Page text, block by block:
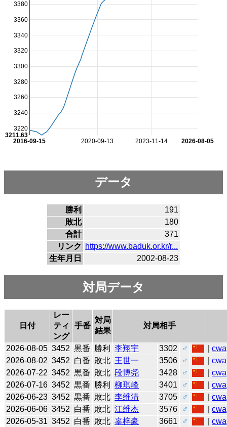
2020-09-13 2023-11-14
2016-09-15 2026-08-05
3220
3240
3260
3280
3300
3320
3340
3360
3380
3211.63
データ
勝利
191
敗北
180
合計
371
リンク
https://www.baduk.or.kr/r...
生年月日
2002-08-23
対局データ
日付
レー
ティ
ング
手番
対局
結果
対局相手
2026-08-05 3452 黒番 勝利 李翔宇 3302 ♂ |cwa
2026-08-02 3452 白番 敗北 王世一 3506 ♂ |cwa
2026-07-22 3452 黒番 敗北 段博尧 3428 ♂ |cwa
2026-07-16 3452 黒番 勝利 柳琪峰 3401 ♂ |cwa
2026-06-23 3452 黒番 敗北 李维清 3705 ♂ |cwa
2026-06-06 3452 白番 敗北 江维杰 3576 ♂ |cwa
2026-05-31 3452 白番 敗北 辜梓豪 3661 ♂ |cwa